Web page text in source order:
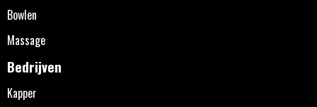
Bowlen
Massage
Bedrijven
Kapper